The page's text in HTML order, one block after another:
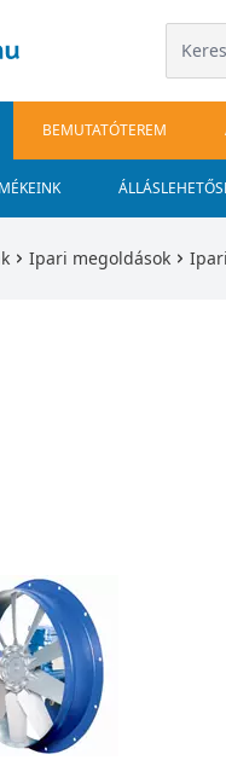
BEMUTATÓTEREM
Ipari megoldások